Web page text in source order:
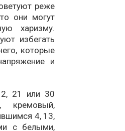
реже
они могут
харизму.
избегать
которые
и
21 или 30
кремовый,
4, 13,
с белыми,